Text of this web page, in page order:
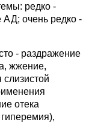
редко -
очень редко -
- раздражение
жжение,
отека